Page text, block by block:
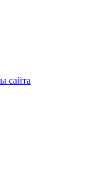
сайта